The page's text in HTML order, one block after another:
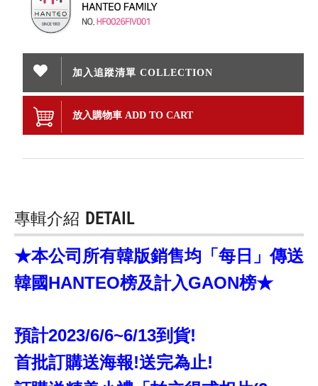
加入追蹤清單 COLLECTION
放入購物車 ADD TO CART
專輯介紹 DETAIL
★本公司所有韓版銷售均「每日」傳送
韓國HANTEO榜及計入GAON榜★
預計2023/6/6~6/13到貨!
首批訂購送海報!送完為止!